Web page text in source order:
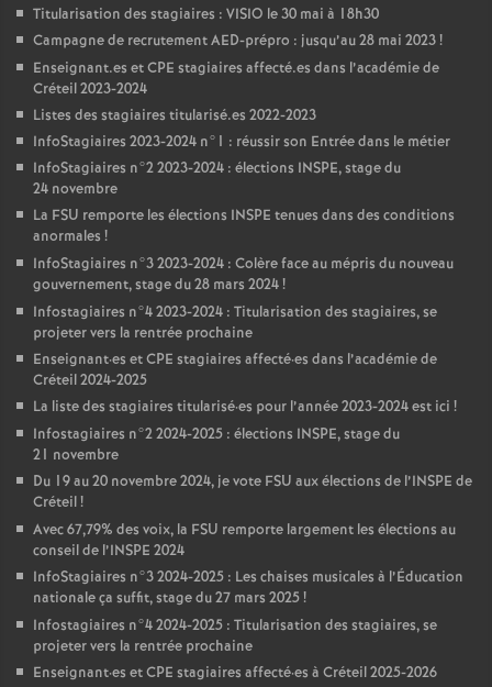
Titularisation des stagiaires : VISIO le 30 mai à 18h30
Campagne de recrutementAED-prépro : jusqu’au 28 mai 2023!
Enseignant.es etCPE stagiaires affecté.es dans l’académie de
Créteil 2023-2024
Listes des stagiaires titularisé.es 2022-2023
InfoStagiaires 2023-2024 n°1 : réussir son Entrée dans le métier
InfoStagiaires n°2 2023-2024 : élections INSPE, stage du
24 novembre
La FSU remporte les élections INSPE tenues dans des conditions
anormales !
InfoStagiaires n°3 2023-2024 : Colère face au mépris du nouveau
gouvernement, stage du 28 mars 2024!
Infostagiaires n°4 2023-2024 : Titularisation des stagiaires, se
projeter vers la rentrée prochaine
Enseignant·es etCPE stagiaires affecté·es dans l’académie de
Créteil 2024-2025
La liste des stagiaires titularisé·es pour l’année 2023-2024 est ici !
Infostagiaires n°2 2024-2025 : élections INSPE, stage du
21 novembre
Du 19 au 20 novembre 2024, je vote FSU aux élections de l’INSPE de
Créteil!
Avec 67,79% des voix, la FSU remporte largement les élections au
conseil de l’INSPE 2024
InfoStagiaires n°3 2024-2025 : Les chaises musicales à l’Éducation
nationale ça suffit, stage du 27 mars 2025!
Infostagiaires n°4 2024-2025 : Titularisation des stagiaires, se
projeter vers la rentrée prochaine
Enseignant·es etCPE stagiaires affecté·es à Créteil 2025-2026